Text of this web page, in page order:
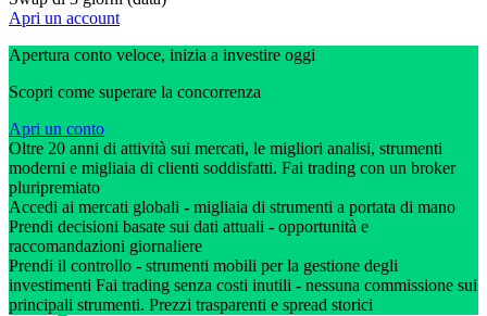
Apri un account
Apertura conto veloce, inizia a investire oggi
Scopri come superare la concorrenza
Apri un conto
Oltre 20 anni di attività sui mercati, le migliori analisi, strumenti
moderni e migliaia di clienti soddisfatti. Fai trading con un broker
pluripremiato
Accedi ai mercati globali - migliaia di strumenti a portata di mano
Prendi decisioni basate sui dati attuali - opportunità e
raccomandazioni giornaliere
Prendi il controllo - strumenti mobili per la gestione degli
investimenti Fai trading senza costi inutili - nessuna commissione sui
principali strumenti. Prezzi trasparenti e spread storici